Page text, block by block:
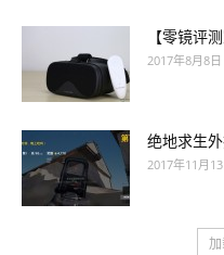
【零镜评
2017年8月8日
绝地求生
2017年11月13